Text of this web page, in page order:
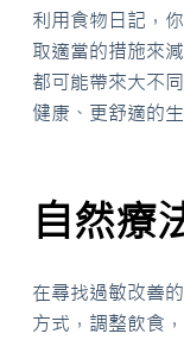
利用食物日記，
取適當的措施來
都可能帶來大不
健康、更舒適的生
自然療
在尋找過敏改善
方式，調整飲食